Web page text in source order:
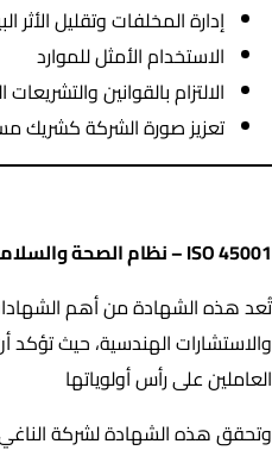
إدارة المخلفات وتقليل الأثر
الاستخدام الأمثل للموارد
الالتزام بالقوانين والتشريعات
تعزيز صورة الشركة كشريك
ISO 45001 – نظام الصحة والسلامة المهنية
تُعد هذه الشهادة من أهم
والاستشارات الهندسية، حيث
العاملين على رأس أولوياتها
وتحقق هذه الشهادة لشركة